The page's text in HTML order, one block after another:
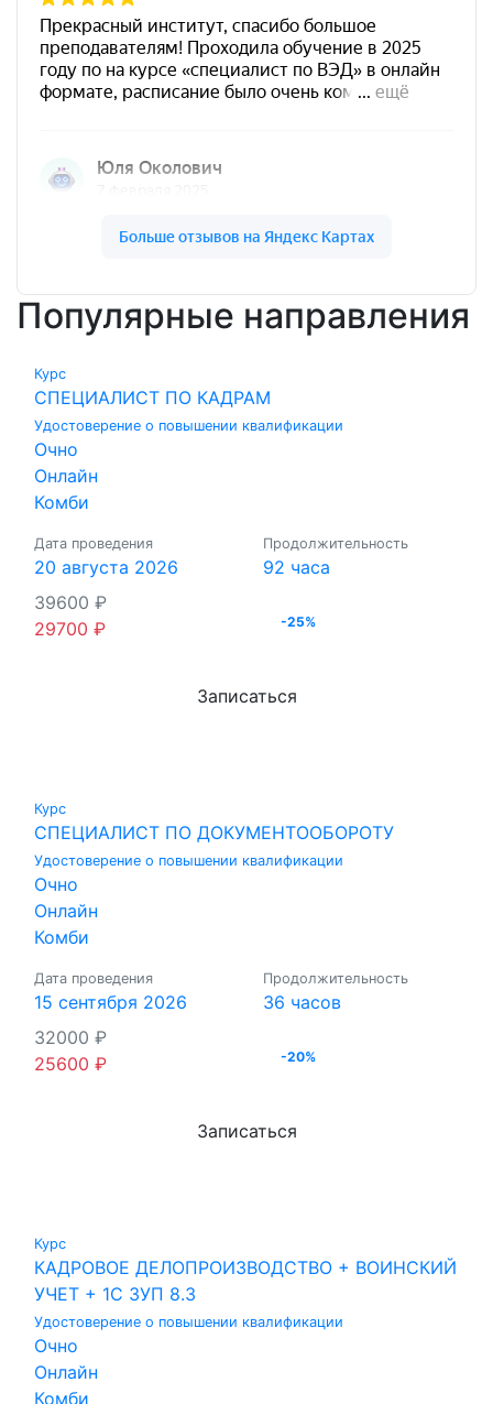
Популярные направления
Курс
СПЕЦИАЛИСТ ПО КАДРАМ
Удостоверение о повышении квалификации
Очно
Онлайн
Комби
Дата проведения
20 августа 2026
39600 ₽
29700 ₽
Продолжительность
92 часа
-25%
Записаться
Курс
СПЕЦИАЛИСТ ПО ДОКУМЕНТООБОРОТУ
Удостоверение о повышении квалификации
Очно
Онлайн
Комби
Дата проведения
15 сентября 2026
32000 ₽
25600 ₽
Продолжительность
36 часов
-20%
Записаться
Курс
КАДРОВОЕ ДЕЛОПРОИЗВОДСТВО + ВОИНСКИЙ
УЧЕТ + 1С ЗУП 8.3
Удостоверение о повышении квалификации
Очно
Онлайн
Комби